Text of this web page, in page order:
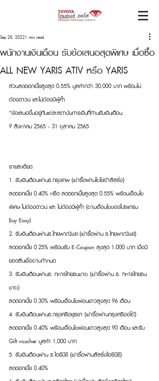
พนักงานเงินเดือน รับข้อเสนอสุดพิเศษ เมื่อซื้อ
ALL NEW YARIS ATIV หรือ YARIS
Sep 28, 20221 min read
ส่วนลดดอกเบี้ยสูงสุด 0.55% มูลค่ากว่า 30,000 บาท พร้อมไม่
ต้องดาวน์ และไม่ต้องมีผู้ค้ำ
*ข้อเสนอขึ้นอยู่กับแต่ละสถาบันการเงินที่ท่านรับเงินเดือน
9 สิงหาคม 2565 - 31 ตุลาคม 2565
รายละเอียด
1. รับเงินเดือนผ่านธ.กรุงเทพ (เช่าซื้อผ่านโตโยต้าลีสซิ่ง)
ลดดอกเบี้ย 0.40% หรือ ลดดอกเบี้ยสูงสุด 0.55% พร้อมเงื่อนไข
พิเศษ ไม่ต้องดาวน์ และ ไม่ต้องมีผู้ค้ำ (ตามเงื่อนไขของโปรแกรม
Buy Easy)
2. รับเงินเดือนผ่านธ.ไทยพาณิชย์ (เช่าซื้อผ่าน ธ.ไทยพาณิชย์)
ลดดอกเบี้ย 0.25% พร้อมรับ E-Coupon สุงสุด 1,000 บาท เมื่อมี
ยอดสินเชื่อตามกำหนด
3. รับเงินเดือนผ่านธ. ทหารไทยธนชาต (เช่าซื้อผ่าน ธ. ทหารไทยธน
ชาต)
ลดดอกเบี้ย 0.30% พร้อมเงื่อนไขผ่อนยาวสูงสุด 96 เดือน
4. รับเงินเดือนผ่านธ.กรุงศรีอยุธยา (เช่าซื้อผ่านกรุงศรีออโต้)
ลดดอกเบี้ย 0.40% พร้อมเงื่อนไขผ่อนยาวสูงสุด 90 เดือน และรับ
Gift voucher มูลค่า 1,000 บาท
5. รับเงินเดือนผ่าน ธ.ไอซีบีซี (เช่าซื้อผ่านลีสซิ่งไอซีบีซี)
ลดดอกเบี้ย 0.40%